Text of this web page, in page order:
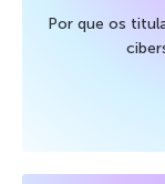
Por que os